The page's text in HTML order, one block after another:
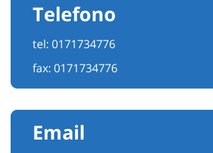
Telefono
tel: 0171734776
fax: 0171734776
Email